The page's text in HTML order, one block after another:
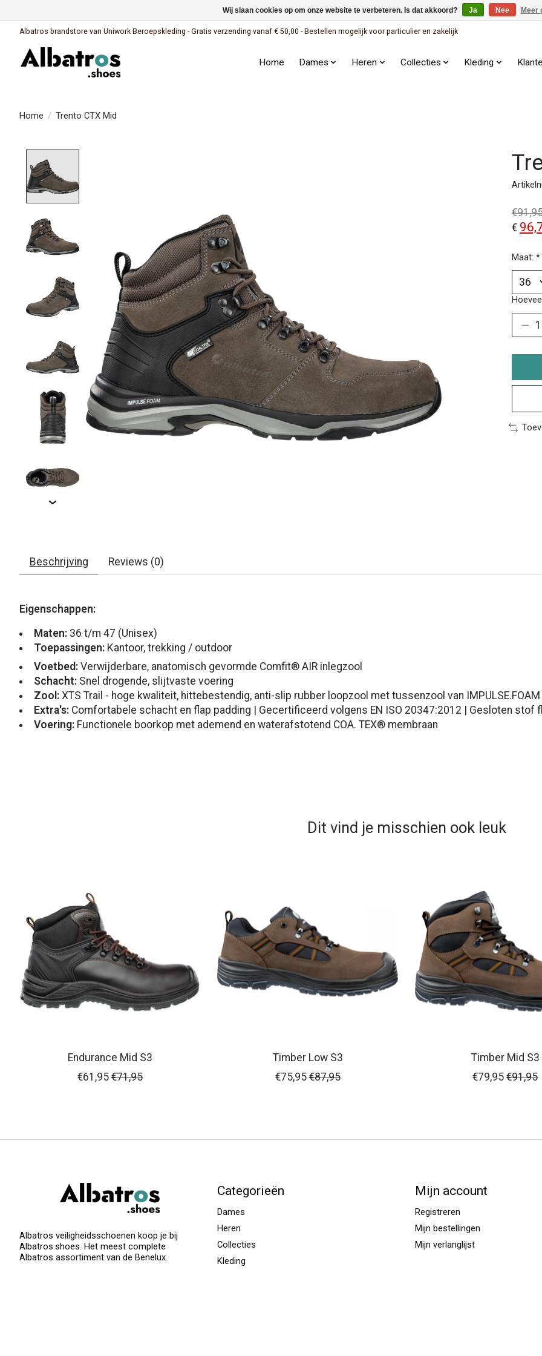
Albatros brandstore van Uniwork Beroepskleding - Gratis verzending vanaf € 50,00 - Bestellen mogelijk voor particulier en zakelijk
Home Dames Heren Collecties Kleding
Home / Trento CTX Mid
€
Maat: *
Beschrijving Reviews (0)
Eigenschappen:
Maten: 36 t/m 47 (Unisex)
Toepassingen: Kantoor, trekking / outdoor
Voetbed: Verwijderbare, anatomisch gevormde Comfit® AIR inlegzool
Schacht: Snel drogende, slijtvaste voering
Zool: XTS Trail - hoge kwaliteit, hittebestendig, anti-slip rubber loopzool met tussenzool van IMPULSE.FOAM
Extra's: Comfortabele schacht en flap padding | Gecertificeerd volgens EN ISO 20347:2012 | Gesloten stof
Voering: Functionele boorkop met ademend en waterafstotend COA. TEX® membraan
Dit vind je misschien ook leuk
Endurance Mid S3
€61,95 €71,95
Timber Low S3
€75,95 €87,95
Timber Mid S3
€79,95 €91,95
Albatros veiligheidsschoenen koop je bij
Albatros.shoes. Het meest complete
Albatros assortiment van de Benelux.
Categorieën
Dames
Heren
Collecties
Kleding
Mijn account
Registreren
Mijn bestellingen
Mijn verlanglijst
Wij slaan cookies op om onze website te verbeteren. Is dat akkoord? Ja Nee Meer